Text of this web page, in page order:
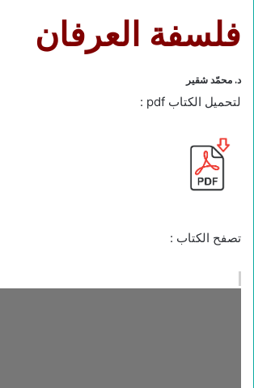
فلسفة العرفان
د. محمّد شقير
لتحميل الكتاب pdf :
تصفح الكتاب :